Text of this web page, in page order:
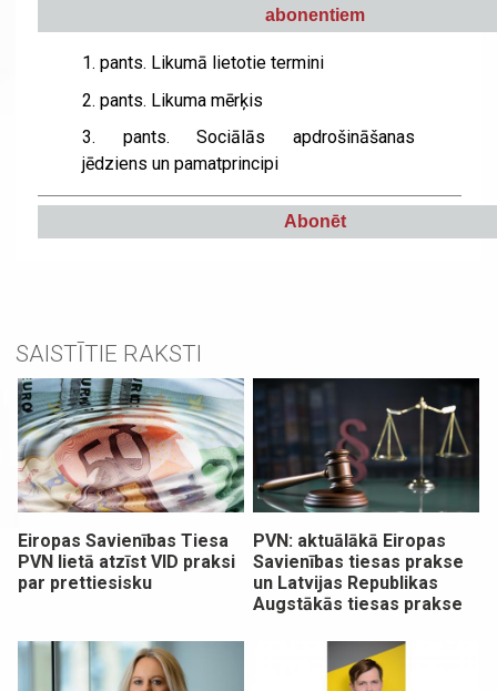
abonentiem
1. pants. Likumā lietotie termini
2. pants. Likuma mērķis
3. pants. Sociālās apdrošināšanas
jēdziens un pamatprincipi
Abonēt
SAISTĪTIE RAKSTI
Eiropas Savienības Tiesa
PVN lietā atzīst VID praksi
par prettiesisku
PVN: aktuālākā Eiropas
Savienības tiesas prakse
un Latvijas Republikas
Augstākās tiesas prakse